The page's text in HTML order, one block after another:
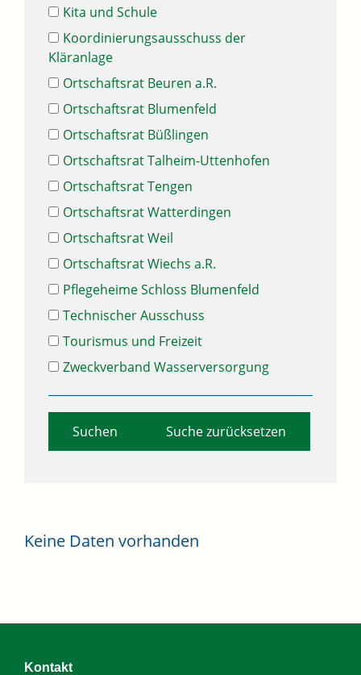
Kita und Schule
Koordinierungsausschuss der
Kläranlage
Ortschaftsrat Beuren a.R.
Ortschaftsrat Blumenfeld
Ortschaftsrat Büßlingen
Ortschaftsrat Talheim-Uttenhofen
Ortschaftsrat Tengen
Ortschaftsrat Watterdingen
Ortschaftsrat Weil
Ortschaftsrat Wiechs a.R.
Pflegeheime Schloss Blumenfeld
Technischer Ausschuss
Tourismus und Freizeit
Zweckverband Wasserversorgung
Suche zurücksetzen
Keine Daten vorhanden
Kontakt